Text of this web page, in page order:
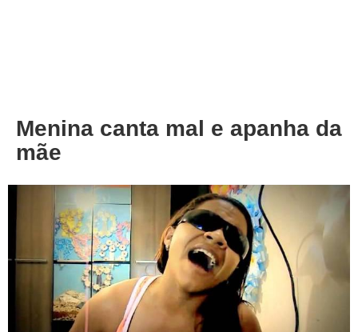
Menina canta mal e apanha da
mãe